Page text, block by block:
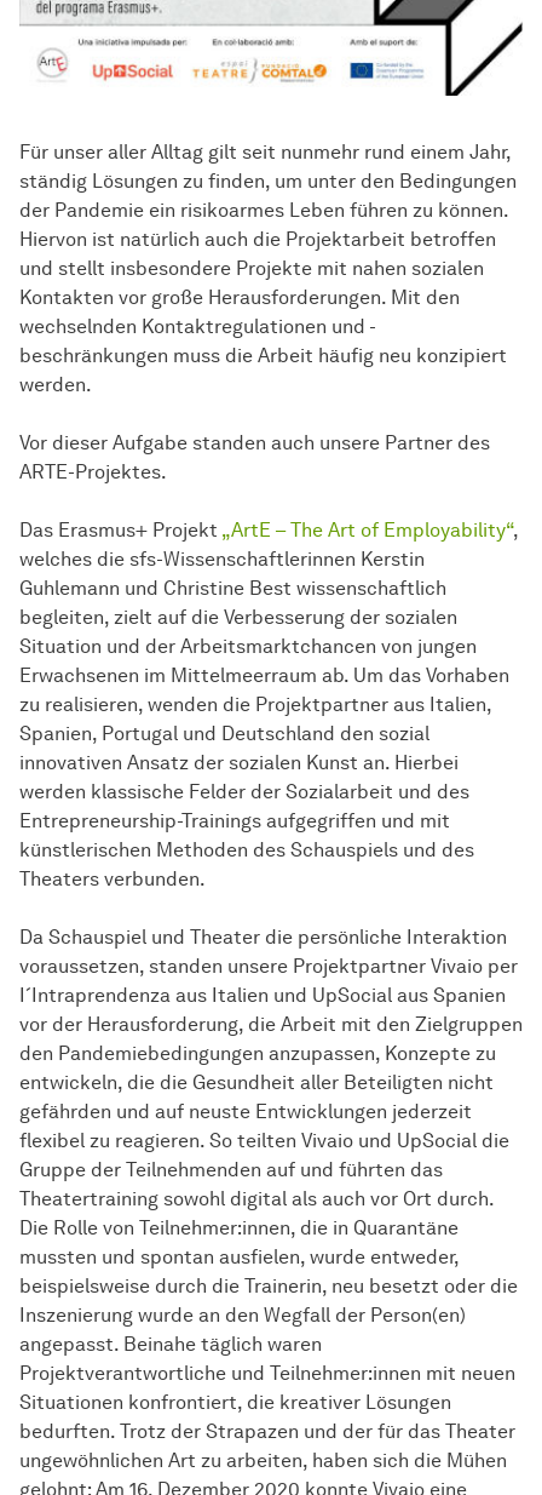
Für unser aller Alltag gilt seit nunmehr rund einem Jahr,
ständig Lösungen zu finden, um unter den Bedingungen
der Pandemie ein risikoarmes Leben führen zu können.
Hiervon ist natürlich auch die Projektarbeit betroffen
und stellt insbesondere Projekte mit nahen sozialen
Kontakten vor große Herausforderungen. Mit den
wechselnden Kontaktregulationen und -
beschränkungen muss die Arbeit häufig neu konzipiert
werden.
Vor dieser Aufgabe standen auch unsere Partner des
ARTE-Projektes.
Das Erasmus+ Projekt „ArtE – The Art of Employability“,
welches die sfs-Wissenschaftlerinnen Kerstin
Guhlemann und Christine Best wissenschaftlich
begleiten, zielt auf die Verbesserung der sozialen
Situation und der Arbeitsmarktchancen von jungen
Erwachsenen im Mittelmeerraum ab. Um das Vorhaben
zu realisieren, wenden die Projektpartner aus Italien,
Spanien, Portugal und Deutschland den sozial
innovativen Ansatz der sozialen Kunst an. Hierbei
werden klassische Felder der Sozialarbeit und des
Entrepreneurship-Trainings aufgegriffen und mit
künstlerischen Methoden des Schauspiels und des
Theaters verbunden.
Da Schauspiel und Theater die persönliche Interaktion
voraussetzen, standen unsere Projektpartner Vivaio per
I´Intraprendenza aus Italien und UpSocial aus Spanien
vor der Herausforderung, die Arbeit mit den Zielgruppen
den Pandemiebedingungen anzupassen, Konzepte zu
entwickeln, die die Gesundheit aller Beteiligten nicht
gefährden und auf neuste Entwicklungen jederzeit
flexibel zu reagieren. So teilten Vivaio und UpSocial die
Gruppe der Teilnehmenden auf und führten das
Theatertraining sowohl digital als auch vor Ort durch.
Die Rolle von Teilnehmer:innen, die in Quarantäne
mussten und spontan ausfielen, wurde entweder,
beispielsweise durch die Trainerin, neu besetzt oder die
Inszenierung wurde an den Wegfall der Person(en)
angepasst. Beinahe täglich waren
Projektverantwortliche und Teilnehmer:innen mit neuen
Situationen konfrontiert, die kreativer Lösungen
bedurften. Trotz der Strapazen und der für das Theater
ungewöhnlichen Art zu arbeiten, haben sich die Mühen
gelohnt: Am 16. Dezember 2020 konnte Vivaio eine